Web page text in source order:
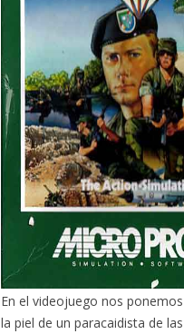
En el videojuego nos
la piel de un paracaidista de las